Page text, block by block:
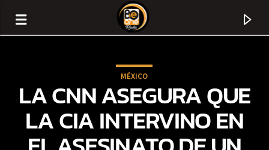
MÉXICO
LA CNN ASEGURA QUE
LA CIA INTERVINO EN